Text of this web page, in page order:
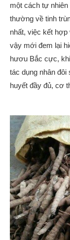
một cách tự
thường về tinh
nhất, việc kết
vậy mới đem lại
hươu Bắc cực,
tác dụng nhân
huyết đầy đủ, cơ